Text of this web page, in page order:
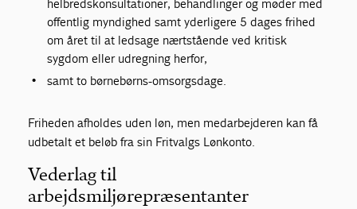
helbredskonsultationer, behandlinger og møder med
offentlig myndighed samt yderligere 5 dages frihed
om året til at ledsage nærtstående ved kritisk
sygdom eller udregning herfor,
samt to børnebørns-omsorgsdage.
Friheden afholdes uden løn, men medarbejderen kan få
udbetalt et beløb fra sin Fritvalgs Lønkonto.
Vederlag til
arbejdsmiljørepræsentanter